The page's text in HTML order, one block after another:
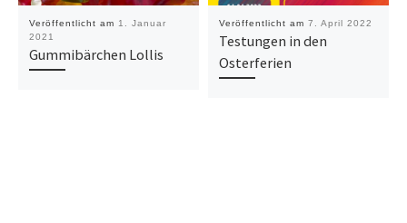
Veröffentlicht am 1. Januar
2021
Gummibärchen Lollis
Veröffentlicht am 7. April 2022
Testungen in den
Osterferien